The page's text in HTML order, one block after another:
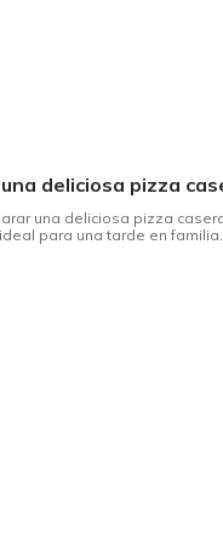
una deliciosa pizza
para una tarde en familia.